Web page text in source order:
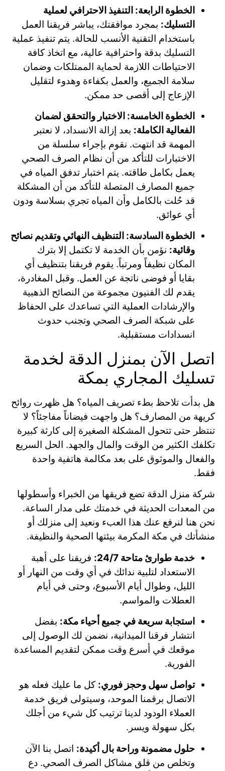
الخطوة الرابعة: التنفيذ الاحترافي لعملية
التسليك: بمجرد موافقتك، يباشر فريقنا العمل
باستخدام التقنية الأنسب للحالة. يتم تنفيذ عملية
التسليك بدقة واحترافية عالية، مع اتخاذ كافة
الاحتياطات اللازمة لحماية الممتلكات وضمان
سلامة الجميع، والعمل بكفاءة وهدوء لتقليل
الإزعاج إلى أقصى حد ممكن.
الخطوة الخامسة: الاختبار والتحقق لضمان
الفعالية الكاملة: بعد إزالة الانسداد، لا نعتبر
المهمة قد انتهت. نقوم بإجراء سلسلة من
الاختبارات للتأكد من أن نظام الصرف الصحي
يعمل بكامل طاقته. يتم اختبار تدفق المياه في
جميع المصارف المتصلة للتأكد من أن المشكلة
قد حُلت بالكامل وأن المياه تجري بسلاسة ودون
أي عوائق.
الخطوة السادسة: التنظيف النهائي وتقديم نصائح
وقائية: نؤمن بأن الخدمة لا تكتمل إلا بترك
المكان نظيفاً ومرتباً. يقوم فريقنا بتنظيف أي
بقايا أو فوضى ناتجة عن العمل. وقبل المغادرة،
يقدم لك الفنيون مجموعة من النصائح الذهبية
والإرشادات العملية التي تساعدك على الحفاظ
على شبكة الصرف الصحي وتجنب حدوث
انسدادات مستقبلية.
اتصل الآن بمنزل الدقة لخدمة
تسليك المجاري بمكة
هل بدأت تلاحظ بطء تصريف المياه؟ هل ظهرت روائح
كريهة من المصارف؟ هل واجهت فيضاناً مفاجئاً؟ لا
تنتظر حتى تتحول المشكلة الصغيرة إلى كارثة كبيرة
تكلفك الكثير من الوقت والمال والجهد. الحل السريع
والفعال والموثوق على بعد مكالمة هاتفية واحدة
فقط.
شركة منزل الدقة تضع فريقها من الخبراء وأسطولها
من المعدات الحديثة في خدمتك على مدار الساعة.
نحن هنا لنرفع عنك هذا العبء ونعيد إلى منزلك أو
منشأتك في مكة المكرمة بيئتها الصحية والنظيفة.
خدمة طوارئ متاحة 24/7:
فريقنا على أهبة
الاستعداد لتلبية ندائك في أي وقت من النهار أو
الليل، وطوال أيام الأسبوع، وحتى في أيام
العطلات والمواسم.
استجابة سريعة في جميع أحياء مكة: بفضل
انتشار فرقنا الميدانية، نضمن لك الوصول إلى
موقعك في أسرع وقت ممكن لتقديم المساعدة
الفورية.
تواصل سهل وحجز فوري: كل ما عليك فعله هو
الاتصال برقمنا الموحد، وسيتولى فريق خدمة
العملاء الودود لدينا ترتيب كل شيء من أجلك
بكل سهولة ويسر.
حلول مضمونة وراحة بال أكيدة: اتصل بنا الآن
وتخلص من قلق مشاكل الصرف الصحي. دع